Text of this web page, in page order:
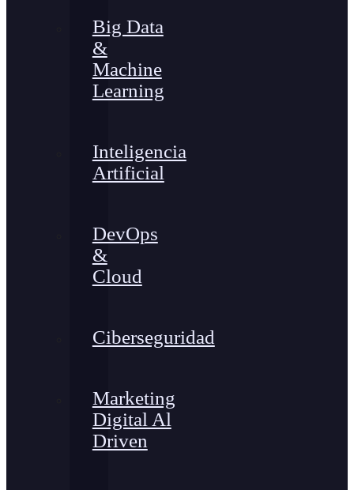
Big Data
&
Machine
Learning
Inteligencia
Artificial
DevOps
&
Cloud
Ciberseguridad
Marketing
Digital Al
Driven